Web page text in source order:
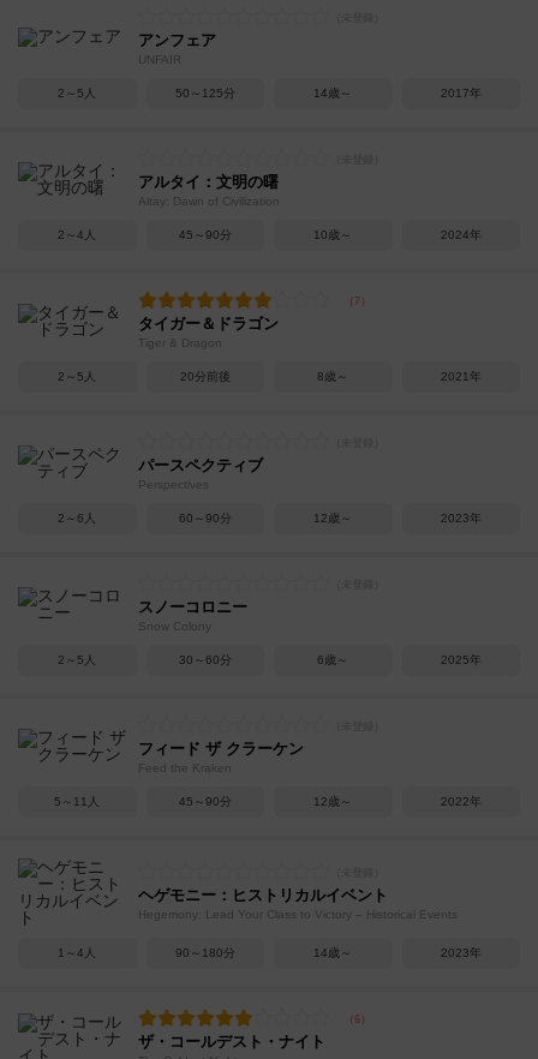
アンフェア
UNFAIR
2～5人 50～125分 14歳～ 2017年
アルタイ：文明の曙
Altay: Dawn of Civilization
2～4人 45～90分 10歳～ 2024年
タイガー＆ドラゴン
Tiger & Dragon
2～5人 20分前後 8歳～ 2021年
パースペクティブ
Perspectives
2～6人 60～90分 12歳～ 2023年
スノーコロニー
Snow Colony
2～5人 30～60分 6歳～ 2025年
フィード ザ クラーケン
Feed the Kraken
5～11人 45～90分 12歳～ 2022年
ヘゲモニー：ヒストリカルイベント
Hegemony: Lead Your Class to Victory – Historical Events
1～4人 90～180分 14歳～ 2023年
ザ・コールデスト・ナイト